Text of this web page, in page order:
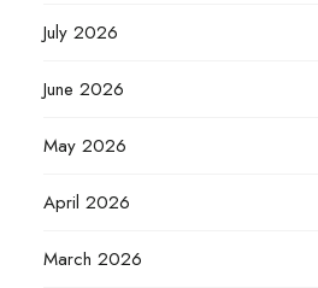
July 2026
June 2026
May 2026
April 2026
March 2026